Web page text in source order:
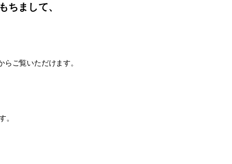
ちまして、
らご覧いただけます。
。